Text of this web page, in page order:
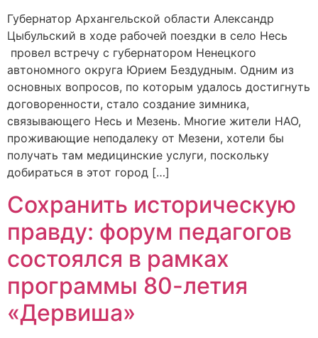
Губернатор Архангельской области Александр
Цыбульский в ходе рабочей поездки в село Несь
провел встречу с губернатором Ненецкого
автономного округа Юрием Бездудным. Одним из
основных вопросов, по которым удалось достигнуть
договоренности, стало создание зимника,
связывающего Несь и Мезень. Многие жители НАО,
проживающие неподалеку от Мезени, хотели бы
получать там медицинские услуги, поскольку
добираться в этот город […]
Сохранить историческую
правду: форум педагогов
состоялся в рамках
программы 80-летия
«Дервиша»